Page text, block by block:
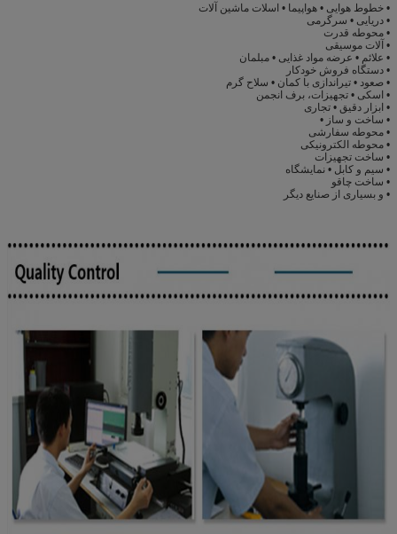
• خطوط هوایی • هواپیما • اسلات ماشین آلات
• دریایی • سرگرمی
• محوطه قدرت
• آلات موسیقی
• علائم • عرضه مواد غذایی • مبلمان
• دستگاه فروش خودکار
• صعود • تیراندازی با کمان • سلاح گرم
• اسکی • تجهیزات، برف انجمن
• ابزار دقیق • تجاری
• ساخت و ساز •
• محوطه سفارشی
• محوطه الکترونیکی
• ساخت تجهیزات
• سیم و کابل • نمایشگاه
• ساخت چاقو
• و بسیاری از صنایع دیگر